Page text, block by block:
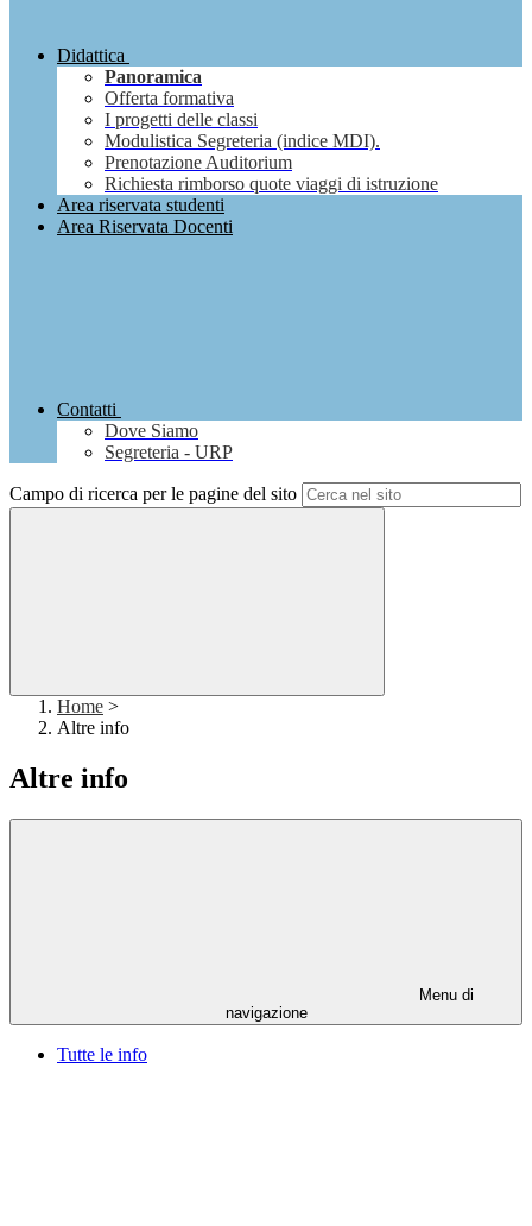
Didattica
Panoramica
Offerta formativa
I progetti delle classi
Modulistica Segreteria (indice MDI).
Prenotazione Auditorium
Richiesta rimborso quote viaggi di istruzione
Area riservata studenti
Area Riservata Docenti
Contatti
Dove Siamo
Segreteria - URP
Campo di ricerca per le pagine del sito
Home >
Altre info
Altre info
Menu di
navigazione
Tutte le info